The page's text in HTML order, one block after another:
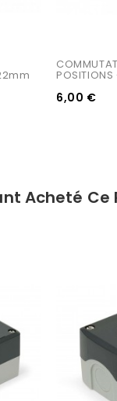
6,00 €
Acheté Ce